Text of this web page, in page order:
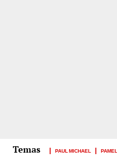
PAUL MICHAEL